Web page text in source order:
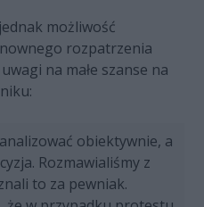
możliwość
rozpatrzenia
na małe szanse na
obiektywnie, a
Rozmawialiśmy z
to za pewniak.